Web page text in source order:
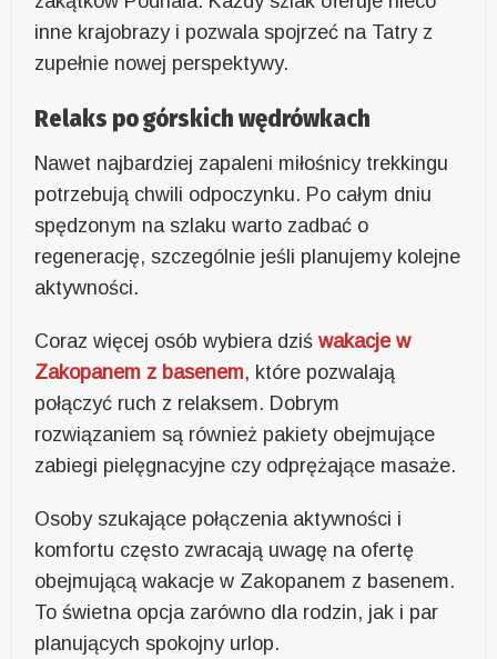
inne krajobrazy i pozwala spojrzeć na Tatry z
zupełnie nowej perspektywy.
Relaks po górskich wędrówkach
Nawet najbardziej zapaleni miłośnicy trekkingu
potrzebują chwili odpoczynku. Po całym dniu
spędzonym na szlaku warto zadbać o
regenerację, szczególnie jeśli planujemy kolejne
aktywności.
Coraz więcej osób wybiera dziśwakacje w
Zakopanem z basenem, które pozwalają
połączyć ruch z relaksem. Dobrym
rozwiązaniem są również pakiety obejmujące
zabiegi pielęgnacyjne czy odprężające masaże.
Osoby szukające połączenia aktywności i
komfortu często zwracają uwagę na ofertę
obejmującą wakacje w Zakopanem z basenem.
To świetna opcja zarówno dla rodzin, jak i par
planujących spokojny urlop.